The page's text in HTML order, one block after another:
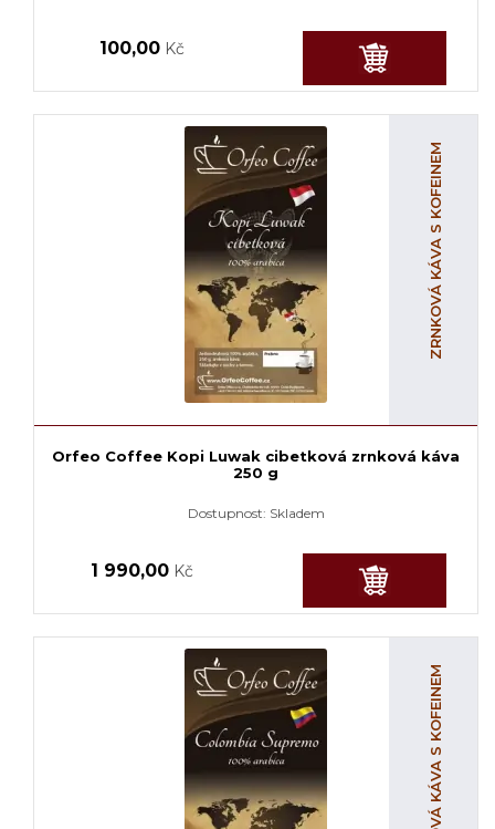
100,00 Kč
ZRNKOVÁ KÁVA S KOFEINEM
Orfeo Coffee Kopi Luwak cibetková zrnková káva
250 g
Dostupnost: Skladem
1 990,00 Kč
ZRNKOVÁ KÁVA S KOFEINEM